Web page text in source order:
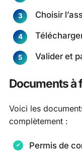
Choisir
Valider et
Documents à
Voici les
complètement :
Permis de